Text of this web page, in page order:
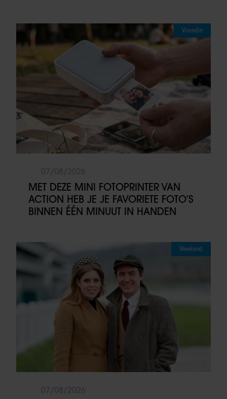
Vriendin
MET DEZE MINI FOTOPRINTER VAN
ACTION HEB JE JE FAVORIETE FOTO’S
BINNEN ÉÉN MINUUT IN HANDEN
Weekend